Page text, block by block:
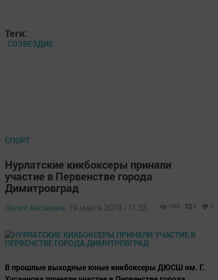
Теги:
СОЗВЕЗДИЕ
СПОРТ
Нурлатские кикбоксеры приняли
участие в Первенстве города
Димитровград
Зилия Аксанова, 19 марта 2019 - 11:33 1095 0 0
В прошлые выходные юные кикбоксеры ДЮСШ им. Г.